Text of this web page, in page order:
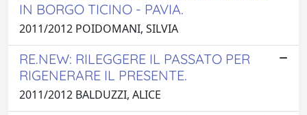
IN BORGO TICINO - PAVIA.
2011/2012 POIDOMANI, SILVIA
RE.NEW: RILEGGERE IL PASSATO PER
RIGENERARE IL PRESENTE.
2011/2012 BALDUZZI, ALICE